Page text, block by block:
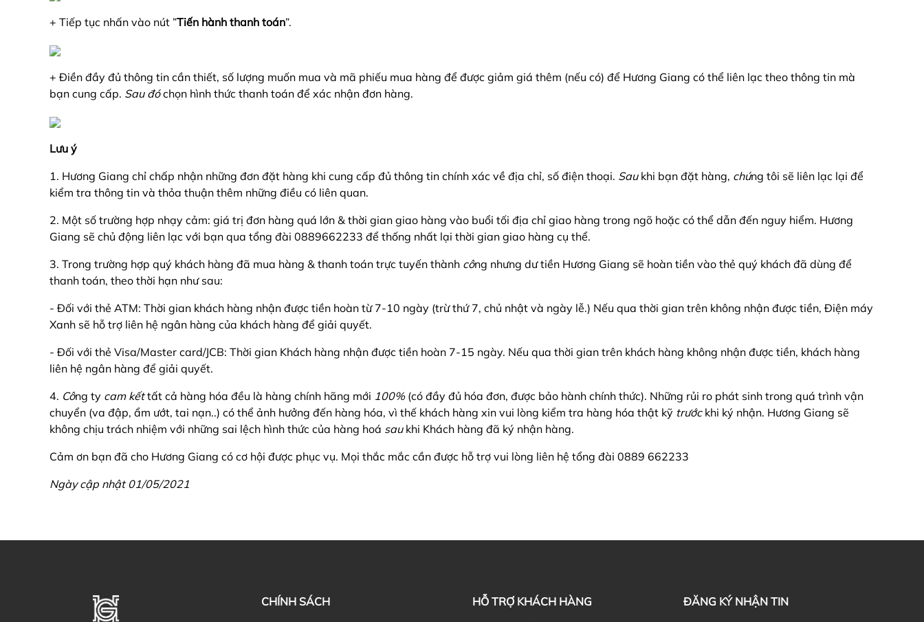
+ Tiếp tục nhấn vào nút ”Tiến hành thanh toán”.
+ Điền đầy đủ thông tin cần thiết, số lượng muốn mua và mã phiếu mua hàng để được giảm giá thêm (nếu có) để Hương Giang có thể liên lạc theo thông tin mà
bạn cung cấp. Sau đóchọn hình thức thanh toán để xác nhận đơn hàng.
Lưu ý
1. Hương Giang chỉ chấp nhận những đơn đặt hàng khi cung cấp đủ thông tin chính xác về địa chỉ, số điện thoại. Sau khi bạn đặt hàng, chúng tôi sẽ liên lạc lại để
kiểm tra thông tin và thỏa thuận thêm những điều có liên quan.
2. Một số trường hợp nhạy cảm: giá trị đơn hàng quá lớn & thời gian giao hàng vào buổi tối địa chỉ giao hàng trong ngõ hoặc có thể dẫn đến nguy hiểm. Hương
Giang sẽ chủ động liên lạc với bạn qua tổng đài 0889662233 để thống nhất lại thời gian giao hàng cụ thể.
3. Trong trường hợp quý khách hàng đã mua hàng & thanh toán trực tuyến thành công nhưng dư tiền Hương Giang sẽ hoàn tiền vào thẻ quý khách đã dùng để
thanh toán, theo thời hạn như sau:
- Đối với thẻ ATM: Thời gian khách hàng nhận được tiền hoàn từ 7-10 ngày (trừ thứ 7, chủ nhật và ngày lễ.) Nếu qua thời gian trên không nhận được tiền, Điện máy
Xanh sẽ hỗ trợ liên hệ ngân hàng của khách hàng để giải quyết.
- Đối với thẻ Visa/Master card/JCB: Thời gian Khách hàng nhận được tiền hoàn 7-15 ngày. Nếu qua thời gian trên khách hàng không nhận được tiền, khách hàng
liên hệ ngân hàng để giải quyết.
4. Công ty cam kếttất cả hàng hóa đều là hàng chính hãng mới 100% (có đầy đủ hóa đơn, được bảo hành chính thức). Những rủi ro phát sinh trong quá trình vận
chuyển (va đập, ẩm ướt, tai nạn..) có thể ảnh hưởng đến hàng hóa, vì thế khách hàng xin vui lòng kiểm tra hàng hóa thật kỹ trước khi ký nhận. Hương Giang sẽ
không chịu trách nhiệm với những sai lệch hình thức của hàng hoá sau khi Khách hàng đã ký nhận hàng.
Cảm ơn bạn đã cho Hương Giang có cơ hội được phục vụ. Mọi thắc mắc cần được hỗ trợ vui lòng liên hệ tổng đài 0889 662233
Ngày cập nhật 01/05/2021
CHÍNH SÁCH HỖ TRỢ KHÁCH HÀNG ĐĂNG KÝ NHẬN TIN